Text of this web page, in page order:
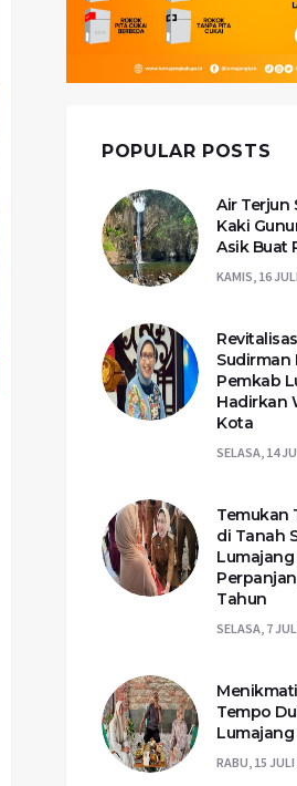
POPULAR POSTS
Air Terjun
Kaki
Asik Buat
KAMIS, 16
Sudirman
Pemkab
Hadirkan
Kota
SELASA, 14
Temukan
di Tanah
Tahun
SELASA, 7
Tempo
Lumajang
RABU, 15